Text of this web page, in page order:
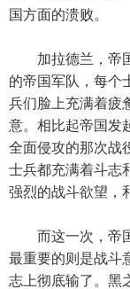
国方面的溃败。
加拉德兰，帝国
的帝国军队，每个
兵们脸上充满着疲
意。相比起帝国发
全面侵攻的那次战
士兵都充满着斗志
强烈的战斗欲望，
而这一次，帝国
最重要的则是战斗
志上彻底输了。黑